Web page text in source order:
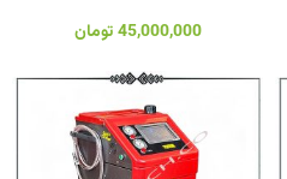
45,000,000 تومان